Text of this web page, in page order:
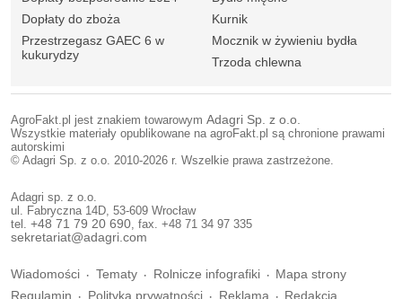
Dopłaty do zboża
Przestrzegasz GAEC 6 w
kukurydzy
Kurnik
Mocznik w żywieniu bydła
Trzoda chlewna
AgroFakt.pl jest znakiem towarowym Adagri Sp. z o.o.
Wszystkie materiały opublikowane na agroFakt.pl są chronione prawami
autorskimi
© Adagri Sp. z o.o. 2010-2026 r. Wszelkie prawa zastrzeżone.
Adagri sp. z o.o.
ul. Fabryczna 14D, 53-609 Wrocław
tel. +48 71 79 20 690 , fax. +48 71 34 97 335
sekretariat@adagri.com
Wiadomości Tematy Rolnicze infografiki
Mapa strony
Regulamin
Polityka prywatności Reklama Redakcja